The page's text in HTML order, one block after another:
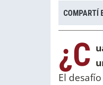
COMPARTÍ
¿C
El